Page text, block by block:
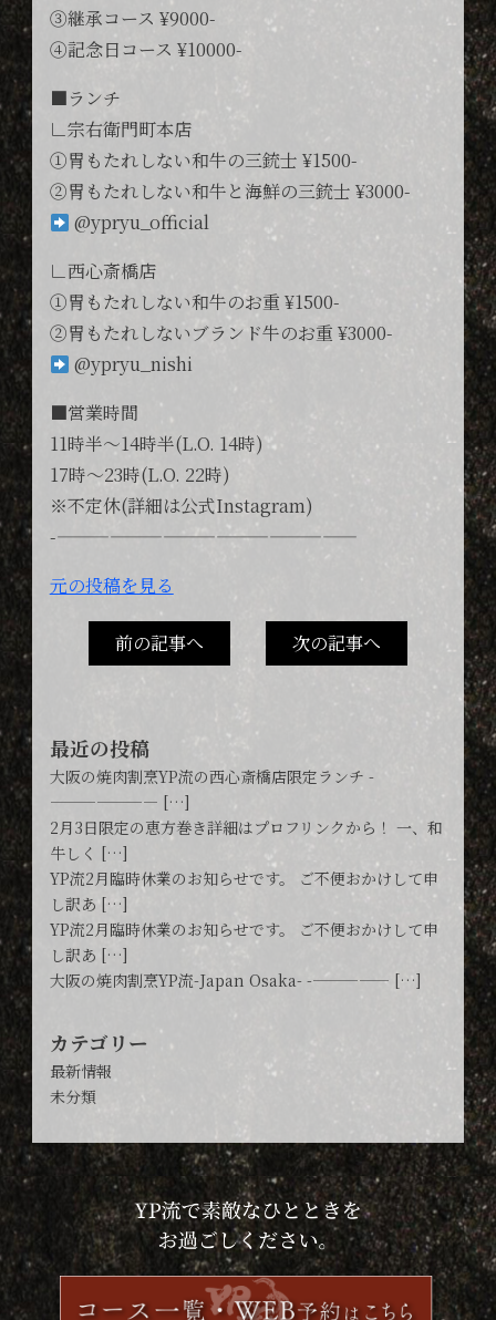
③継承コース ¥9000-
④記念日コース ¥10000-
■ランチ
∟宗右衛門町本店
①胃もたれしない和牛の三銃士 ¥1500-
②胃もたれしない和牛と海鮮の三銃士 ¥3000-
@ypryu_official
∟西心斎橋店
①胃もたれしない和牛のお重 ¥1500-
②胃もたれしないブランド牛のお重 ¥3000-
@ypryu_nishi
■営業時間
11時半〜14時半(L.O. 14時)
17時〜23時(L.O. 22時)
※不定休(詳細は公式Instagram)
-—————————————————
元の投稿を見る
前の記事へ 次の記事へ
最近の投稿
大阪の焼肉割烹YP流の西心斎橋店限定ランチ -
——————— […]
2月3日限定の恵方巻き詳細はプロフリンクから！ 一、和
牛しく […]
YP流2月臨時休業のお知らせです。 ご不便おかけして申
し訳あ […]
YP流2月臨時休業のお知らせです。 ご不便おかけして申
し訳あ […]
大阪の焼肉割烹YP流-Japan Osaka- -————— […]
カテゴリー
最新情報
未分類